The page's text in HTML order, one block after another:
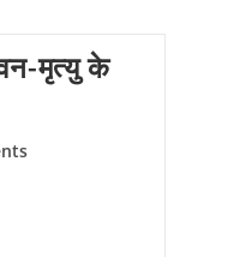
मृत्यु के